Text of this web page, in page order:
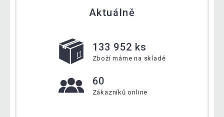
Aktuálně
133 952 ks
Zboží máme na skladě
60
Zákazníků online